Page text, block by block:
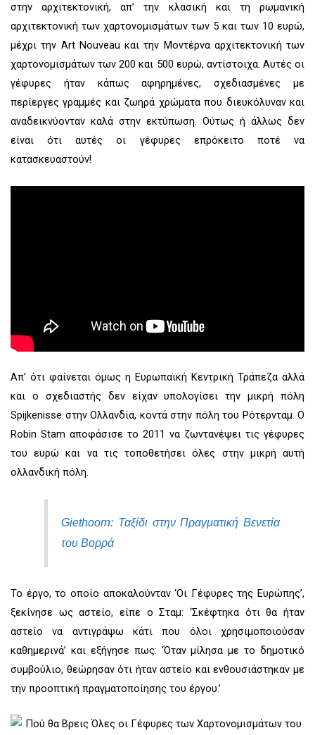
στην αρχιτεκτονική, απ’ την κλασική και τη ρωμανική
αρχιτεκτονική των χαρτονομισμάτων των 5 και των 10 ευρώ,
μέχρι την Art Nouveau και την Μοντέρνα αρχιτεκτονική των
χαρτονομισμάτων των 200 και 500 ευρώ, αντίστοιχα. Αυτές οι
γέφυρες ήταν κάπως αφηρημένες, σχεδιασμένες με
περίεργες γραμμές και ζωηρά χρώματα που διευκόλυναν και
αναδεικνύονταν καλά στην εκτύπωση. Ούτως ή άλλως δεν
είναι ότι αυτές οι γέφυρες επρόκειτο ποτέ να
κατασκευαστούν!
Απ’ ότι φαίνεται όμως η Ευρωπαϊκή Κεντρική Τράπεζα αλλά
και ο σχεδιαστής δεν είχαν υπολογίσει την μικρή πόλη
Spijkenisse στην Ολλανδία, κοντά στην πόλη του Ρότερνταμ. Ο
Robin Stam αποφάσισε το 2011 να ζωντανέψει τις γέφυρες
του ευρώ και να τις τοποθετήσει όλες στην μικρή αυτή
ολλανδική πόλη.
Giethoorn: Ταξίδι στην Πραγματική Βενετία
του Βορρά
Το έργο, το οποίο αποκαλούνταν ‘Οι Γέφυρες της Ευρώπης’,
ξεκίνησε ως αστείο, είπε ο Σταμ: ‘Σκέφτηκα ότι θα ήταν
αστείο να αντιγράψω κάτι που όλοι χρησιμοποιούσαν
καθημερινά’ και εξήγησε πως: ‘Όταν μίλησα με το δημοτικό
συμβούλιο, θεώρησαν ότι ήταν αστείο και ενθουσιάστηκαν με
την προοπτική πραγματοποίησης του έργου.’